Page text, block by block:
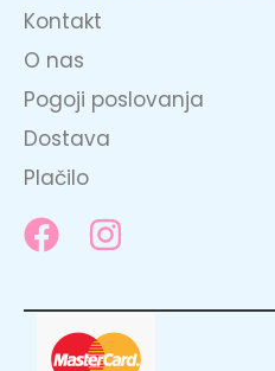
Kontakt
O nas
Pogoji poslovanja
Dostava
Plačilo